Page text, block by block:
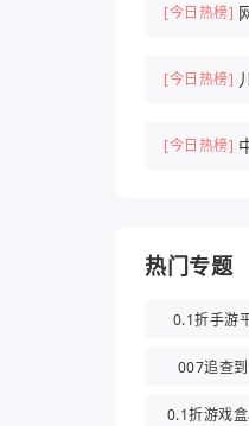
[今日热榜]
[今日热榜]
[今日热榜]
热门专题
0.1折手游
007追查
0.1折游戏